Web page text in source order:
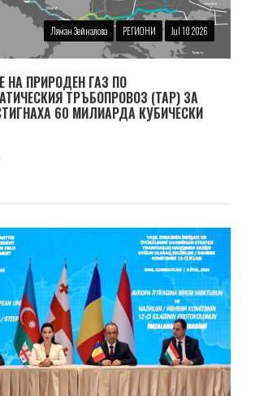
Ляман Зейналова РЕГИОНИ Jul 10 2026
НА ПРИРОДЕН ГАЗ ПО
ТРЪБОПРОВОЗ (TAP) ЗА
60 МИЛИАРДА КУБИЧЕСКИ